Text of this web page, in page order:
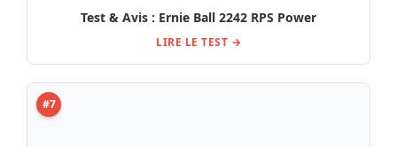
Test & Avis : Ernie Ball 2242 RPS Power
LIRE LE TEST →
#7